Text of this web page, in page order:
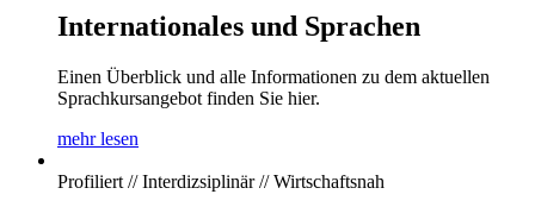
Internationales und Sprachen
Einen Überblick und alle Informationen zu dem aktuellen
Sprachkursangebot finden Sie hier.
mehr lesen
Profiliert // Interdizsiplinär // Wirtschaftsnah